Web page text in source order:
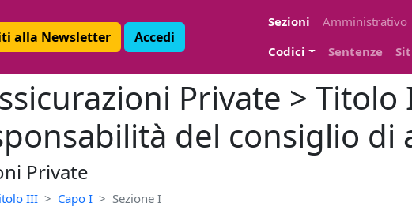
alla Newsletter Accedi
Sezioni Amministrativo
Codici
Sentenze
Private > Titolo
del consiglio
Private
III Capo I Sezione I